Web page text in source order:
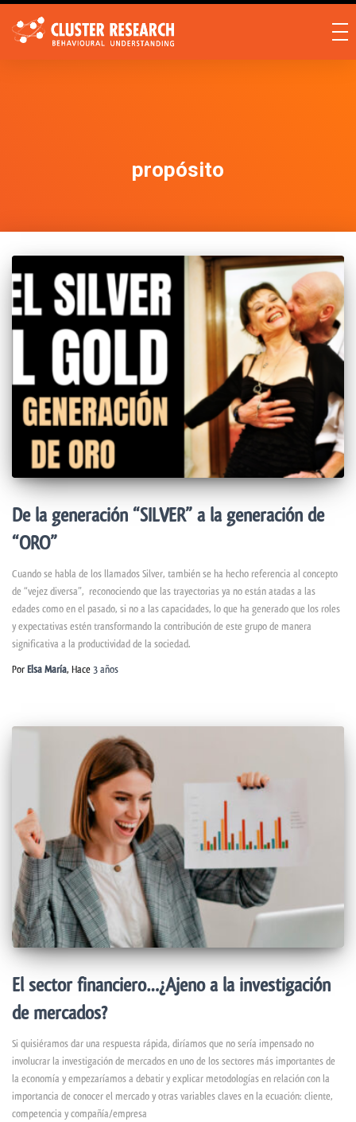
propósito
De la generación “SILVER” a la generación de
“ORO”
Cuando se habla de los llamados Silver, también se ha hecho referencia al concepto
de “vejez diversa”, reconociendo que las trayectorias ya no están atadas a las
edades como en el pasado, si no a las capacidades, lo que ha generado que los roles
y expectativas estén transformando la contribución de este grupo de manera
significativa a la productividad de la sociedad.
PorElsa María, Hace 3 años
El sector financiero…¿Ajeno a la investigación
de mercados?
Si quisiéramos dar una respuesta rápida, diríamos que no sería impensado no
involucrar la investigación de mercados en uno de los sectores más importantes de
la economía y empezaríamos a debatir y explicar metodologías en relación con la
importancia de conocer el mercado y otras variables claves en la ecuación: cliente,
competencia y compañía/empresa